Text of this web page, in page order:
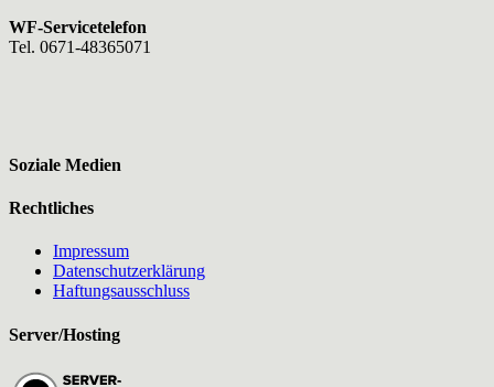
WF-Servicetelefon
Tel. 0671-48365071
Soziale Medien
Rechtliches
Impressum
Datenschutzerklärung
Haftungsausschluss
Server/Hosting